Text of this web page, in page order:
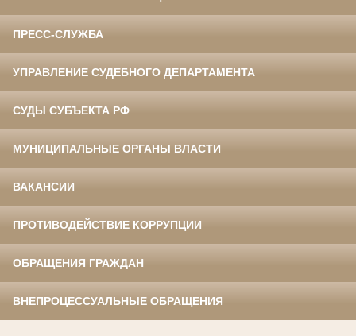
ПРЕСС-СЛУЖБА
УПРАВЛЕНИЕ СУДЕБНОГО ДЕПАРТАМЕНТА
СУДЫ СУБЪЕКТА РФ
МУНИЦИПАЛЬНЫЕ ОРГАНЫ ВЛАСТИ
ВАКАНСИИ
ПРОТИВОДЕЙСТВИЕ КОРРУПЦИИ
ОБРАЩЕНИЯ ГРАЖДАН
ВНЕПРОЦЕССУАЛЬНЫЕ ОБРАЩЕНИЯ